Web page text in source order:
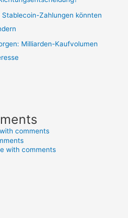
Zahlungen könnten
Milliarden-Kaufvolumen
comments
with comments